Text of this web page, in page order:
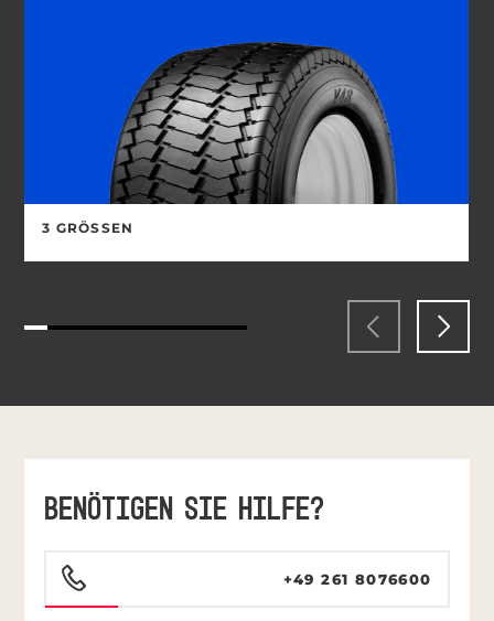
3 GRÖSSEN
BENÖTIGEN SIE HILFE?
+49 261 8076600